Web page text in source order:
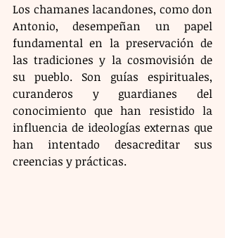
Los chamanes lacandones, como don
Antonio, desempeñan un papel
fundamental en la preservación de
las tradiciones y la cosmovisión de
su pueblo. Son guías espirituales,
curanderos y guardianes del
conocimiento que han resistido la
influencia de ideologías externas que
han intentado desacreditar sus
creencias y prácticas.